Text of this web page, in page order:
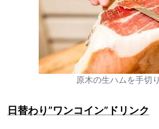
原木の生ハムを手切
日替わり”ワンコイン”ドリンク